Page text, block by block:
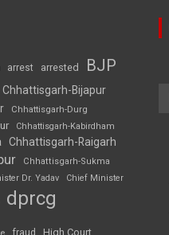
arrest arrested BJP
Chhattisgarh-Bijapur
Chhattisgarh-Durg
Chhattisgarh-Kabirdham
Chhattisgarh-Raigarh
Chhattisgarh-Sukma
Dr. Yadav Chief Minister
dprcg
fraud High Court